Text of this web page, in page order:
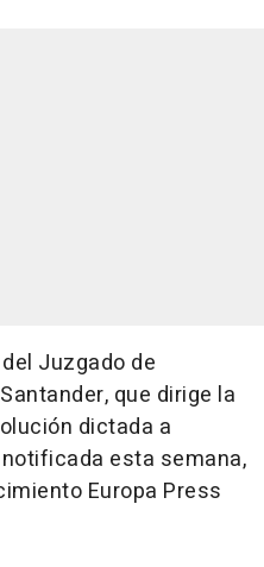
Juzgado de
que dirige la
dictada a
esta semana,
Europa Press